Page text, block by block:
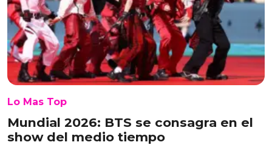
Lo Mas Top
Mundial 2026: BTS se consagra en el
show del medio tiempo